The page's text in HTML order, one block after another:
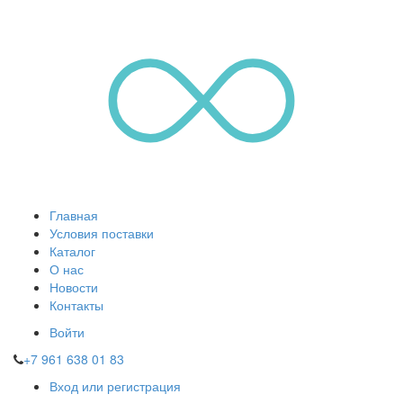
Главная
Условия поставки
Каталог
О нас
Новости
Контакты
Войти
+7 961 638 01 83
Вход или регистрация